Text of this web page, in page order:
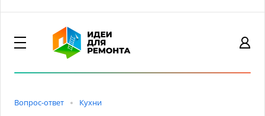
Вопрос-ответ Кухни